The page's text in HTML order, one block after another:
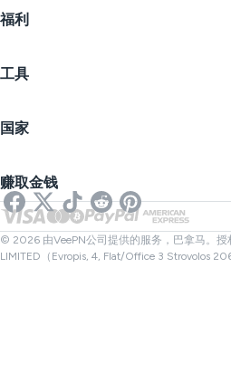
Firefox
免费VPN
定价
学生优惠
博客
联系我们
隐私政策
Cookie偏好设置
福利
网络隐私
匿名IP
流媒体用VPN
Netflix VPN
工具
隐藏您的IP
在线短信
链接检查器
文件检查器
国家
英国VPN
加拿大VPN
土耳其VPN
赚取金钱
合作伙伴
© 2026 由VeePN公司提供的服务，巴拿马。授
LIMITED（Evropis, 4, Flat/Office 3 Strovolos